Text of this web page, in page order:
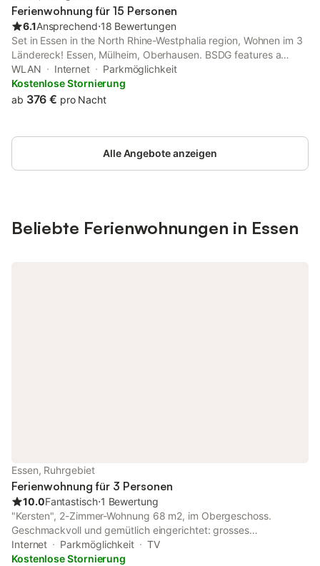
Ferienwohnung für 15 Personen
6.1Ansprechend⋅18 Bewertungen
Set in Essen in the North Rhine-Westphalia region, Wohnen im 3
Ländereck! Essen, Mülheim, Oberhausen. BSDG features a
terrace. The property is located 1.6 km from Schloss Borbeck,
4.8 km from CentrO Oberhausen and 5.2 km from Theatre
Oberhausen.
WLAN Internet
Parkmöglichkeit
Kostenlose Stornierung
ab 376 € pro Nacht
Alle Angebote anzeigen
Beliebte Ferienwohnungen in Essen
Essen, Ruhrgebiet
Ferienwohnung für 3 Personen
10.0Fantastisch⋅1 Bewertung
"Kersten", 2-Zimmer-Wohnung 68 m2, im Obergeschoss.
Geschmackvoll und gemütlich eingerichtet: grosses
Wohn-/Esszimmer mit 1 Wandklappbett, Sat-TV und
Flachbildschirm. Ausgang zum Balkon. 1 Zimmer mit 1
Internet Parkmöglichkeit
TV
Kostenlose Stornierung